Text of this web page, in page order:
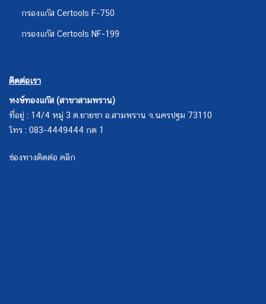
กรองแก๊ส Certools F-750
กรองแก๊ส Certools NF-199
ติดต่อเรา
หงษ์ทองแก๊ส (สาขาสามพราน)
ที่อยู่ : 14/4 หมู่ 3 ต.ยายชา อ.สามพราน จ.นครปฐม 73110
โทร : 083-4449444 กด 1
ช่องทางติดต่อ คลิก